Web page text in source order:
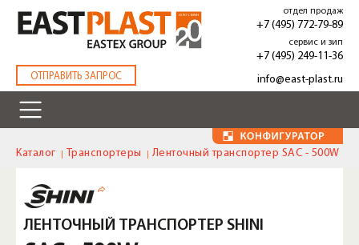
основному
содержанию
ОТПРАВИТЬ ЗАПРОС
отдел продаж
+7 (495) 772-79-89
сервис и зип
+7 (495) 249-11-36
info@east-plast.ru
Каталог Транспортеры Ленточный транспортер SAC - 500W
ЛЕНТОЧНЫЙ ТРАНСПОРТЕР SHINI